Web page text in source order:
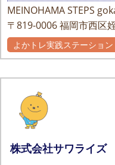
MEINOHAMA STEPS
〒819-0006福岡市西区
よかトレ実践ステーション
株式会社サワライ